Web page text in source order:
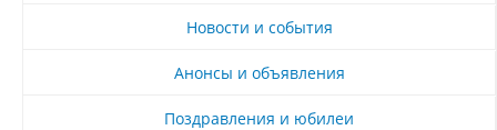
Новости и события
Анонсы и объявления
Поздравления и юбилеи